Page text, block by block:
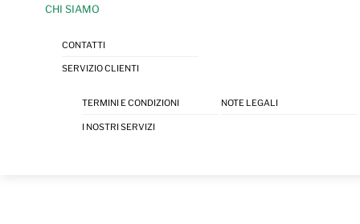
CHI SIAMO
CONTATTI
SERVIZIO CLIENTI
TERMINI E CONDIZIONI NOTE LEGALI
I NOSTRI SERVIZI